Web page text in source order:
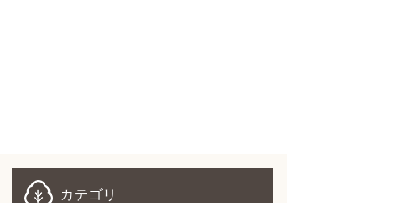
カテゴリ